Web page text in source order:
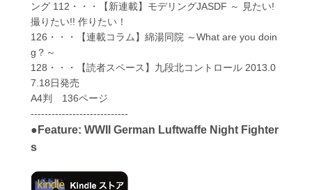
ング 112・・・【新連載】モデリングJASDF ～ 見たい!
撮りたい!! 作りたい！
126・・・【連載コラム】綿湯同院 ～What are you doin
g？～
128・・・【読者スペース】九段北コントロール 2013.0
7.18日発売
A4判 136ページ
----------------------------
●Feature: WWII German Luftwaffe Night Fighter
s